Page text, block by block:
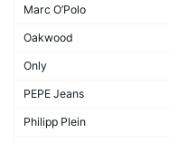
Marc O’Polo
Oakwood
Only
PEPE Jeans
Philipp Plein